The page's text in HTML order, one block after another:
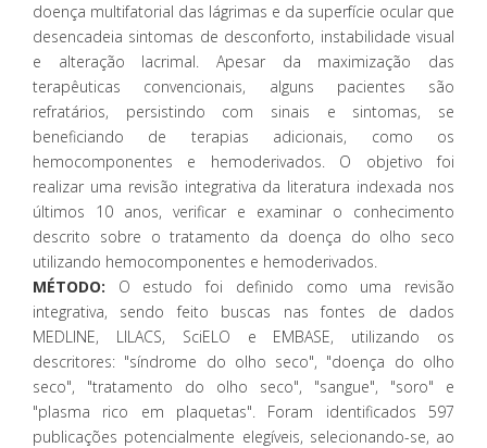
doença multifatorial das lágrimas e da superfície ocular que
desencadeia sintomas de desconforto, instabilidade visual
e alteração lacrimal. Apesar da maximização das
terapêuticas convencionais, alguns pacientes são
refratários, persistindo com sinais e sintomas, se
beneficiando de terapias adicionais, como os
hemocomponentes e hemoderivados. O objetivo foi
realizar uma revisão integrativa da literatura indexada nos
últimos 10 anos, verificar e examinar o conhecimento
descrito sobre o tratamento da doença do olho seco
utilizando hemocomponentes e hemoderivados.
MÉTODO: O estudo foi definido como uma revisão
integrativa, sendo feito buscas nas fontes de dados
MEDLINE, LILACS, SciELO e EMBASE, utilizando os
descritores: "síndrome do olho seco", "doença do olho
seco", "tratamento do olho seco", "sangue", "soro" e
"plasma rico em plaquetas". Foram identificados 597
publicações potencialmente elegíveis, selecionando-se, ao